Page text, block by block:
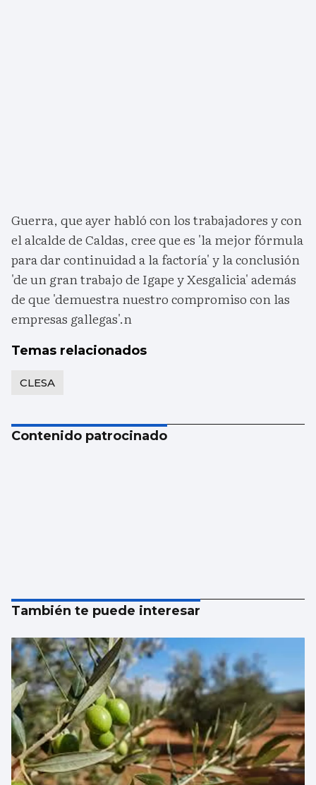
Guerra, que ayer habló con los trabajadores y con
el alcalde de Caldas, cree que es 'la mejor fórmula
para dar continuidad a la factoría' y la conclusión
'de un gran trabajo de Igape y Xesgalicia' además
de que 'demuestra nuestro compromiso con las
empresas gallegas'.n
Temas relacionados
CLESA
Contenido patrocinado
También te puede interesar